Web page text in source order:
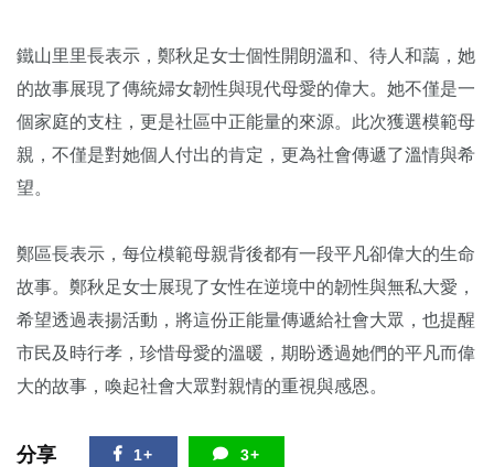
鐵山里里長表示，鄭秋足女士個性開朗溫和、待人和藹，她
的故事展現了傳統婦女韌性與現代母愛的偉大。她不僅是一
個家庭的支柱，更是社區中正能量的來源。此次獲選模範母
親，不僅是對她個人付出的肯定，更為社會傳遞了溫情與希
望。
鄭區長表示，每位模範母親背後都有一段平凡卻偉大的生命
故事。鄭秋足女士展現了女性在逆境中的韌性與無私大愛，
希望透過表揚活動，將這份正能量傳遞給社會大眾，也提醒
市民及時行孝，珍惜母愛的溫暖，期盼透過她們的平凡而偉
大的故事，喚起社會大眾對親情的重視與感恩。
分享 1+ 3+